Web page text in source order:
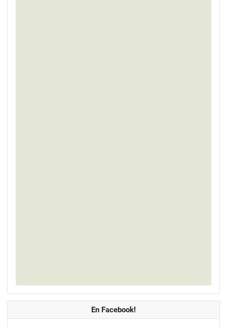
En Facebook!